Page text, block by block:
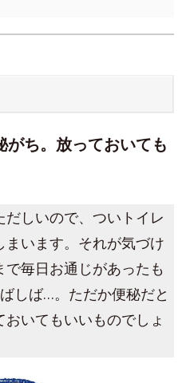
ち。放っておいても
しいので、ついトイレ
います。それが気づけ
毎日お通じがあったも
しば…。ただか便秘だと
いてもいいものでしょ